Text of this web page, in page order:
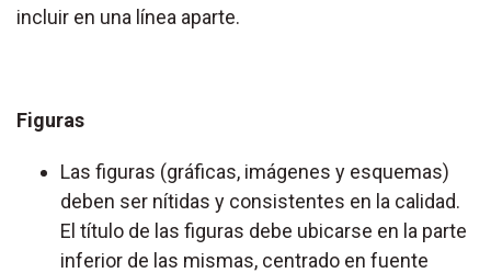
incluir en una línea aparte.
Figuras
Las figuras (gráficas, imágenes y esquemas)
deben ser nítidas y consistentes en la calidad.
El título de las figuras debe ubicarse en la parte
inferior de las mismas, centrado en fuente